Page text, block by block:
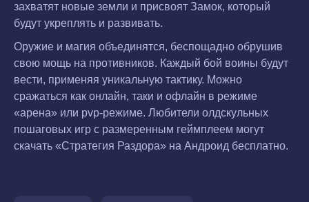
захватят новые земли и присвоят Замок, который
будут укреплять и развивать.
Оружие и магия объединятся, беспощадно обрушив
свою мощь на противников. Каждый бой воины будут
вести, применяя уникальную тактику. Можно
сражаться как онлайн, таки и офлайн в режиме
«арена» или pvp-режиме. Любители олдскульных
пошаговых игр с размеренным геймплеем могут
скачать «Стратегия Раздора» на Андроид бесплатно.